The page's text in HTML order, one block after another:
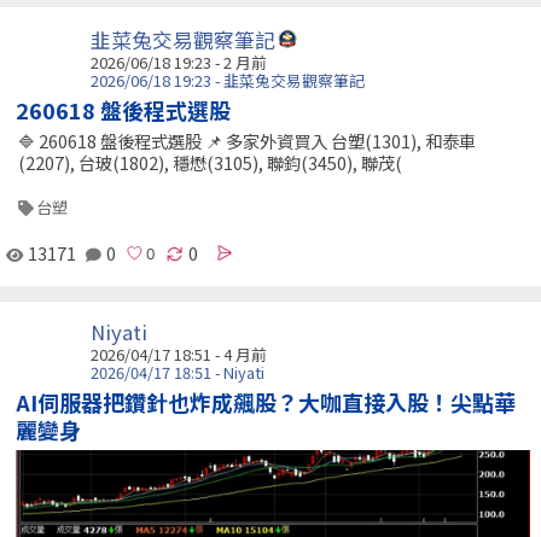
韭菜兔交易觀察筆記
2026/06/18 19:23 - 2 月前
2026/06/18 19:23 - 韭菜兔交易觀察筆記
260618 盤後程式選股
🔷 260618 盤後程式選股 📌 多家外資買入 台塑(1301), 和泰車
(2207), 台玻(1802), 穩懋(3105), 聯鈞(3450), 聯茂(
台塑
13171 0 0
Niyati
2026/04/17 18:51 - 4 月前
2026/04/17 18:51 - Niyati
AI伺服器把鑽針也炸成飆股？大咖直接入股！尖點華
麗變身